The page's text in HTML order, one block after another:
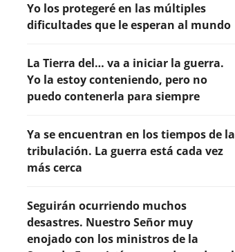
Yo los protegeré en las múltiples
dificultades que le esperan al mundo
La Tierra del… va a iniciar la guerra.
Yo la estoy conteniendo, pero no
puedo contenerla para siempre
Ya se encuentran en los tiempos de la
tribulación. La guerra está cada vez
más cerca
Seguirán ocurriendo muchos
desastres. Nuestro Señor muy
enojado con los ministros de la